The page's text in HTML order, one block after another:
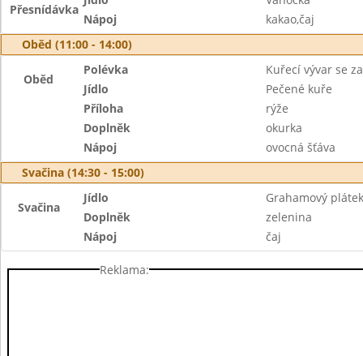
Přesnídávka
Nápoj
kakao,čaj
Oběd (11:00 - 14:00)
Oběd
Polévka
Kuřecí vývar se
Jídlo
Pečené kuře
Příloha
rýže
Doplněk
okurka
Nápoj
ovocná šťáva
Svačina (14:30 - 15:00)
Svačina
Jídlo
Grahamový
Doplněk
zelenina
Nápoj
čaj
Reklama: